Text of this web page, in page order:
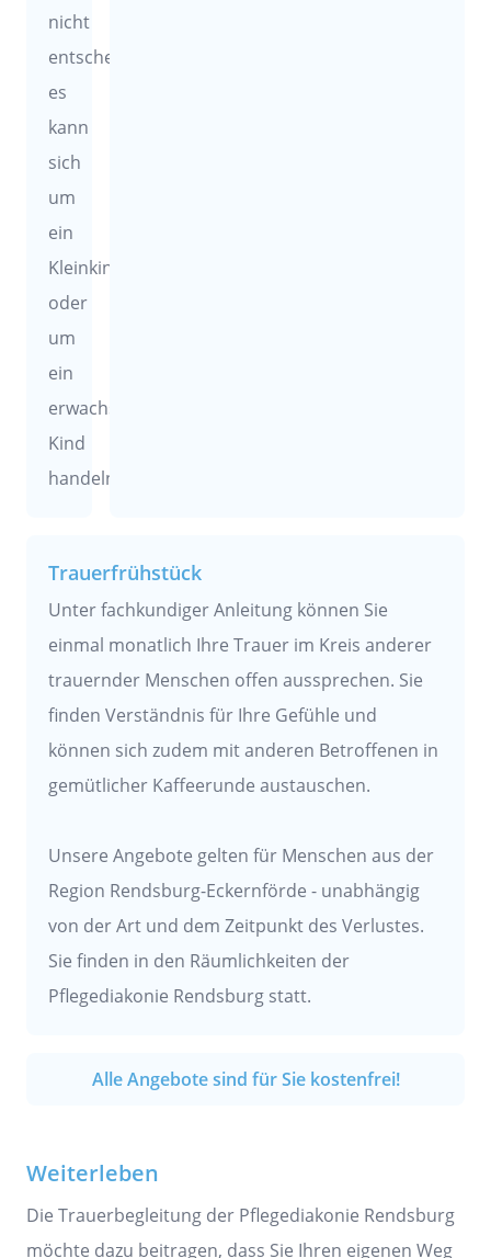
nicht
entscheidend,
es
kann
sich
um
ein
Kleinkind
oder
um
ein
erwachsenes
Kind
handeln.
Trauerfrühstück
Unter fachkundiger Anleitung können Sie
einmal monatlich Ihre Trauer im Kreis anderer
trauernder Menschen offen aussprechen. Sie
finden Verständnis für Ihre Gefühle und
können sich zudem mit anderen Betroffenen in
gemütlicher Kaffeerunde austauschen.
Unsere Angebote gelten für Menschen aus der
Region Rendsburg-Eckernförde - unabhängig
von der Art und dem Zeitpunkt des Verlustes.
Sie finden in den Räumlichkeiten der
Pflegediakonie Rendsburg statt.
Alle Angebote sind für Sie kostenfrei!
Weiterleben
Die Trauerbegleitung der Pflegediakonie Rendsburg
möchte dazu beitragen, dass Sie Ihren eigenen Weg